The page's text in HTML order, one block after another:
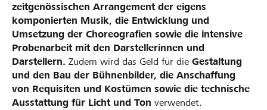
zeitgenössischen Arrangement der eigens
komponierten Musik, die Entwicklung und
Umsetzung der Choreografien sowie die intensive
Probenarbeit mit den Darstellerinnen und
Darstellern. Zudem wird das Geld für die Gestaltung
und den Bau der Bühnenbilder, die Anschaffung
von Requisiten und Kostümen sowie die technische
Ausstattung für Licht und Ton verwendet.